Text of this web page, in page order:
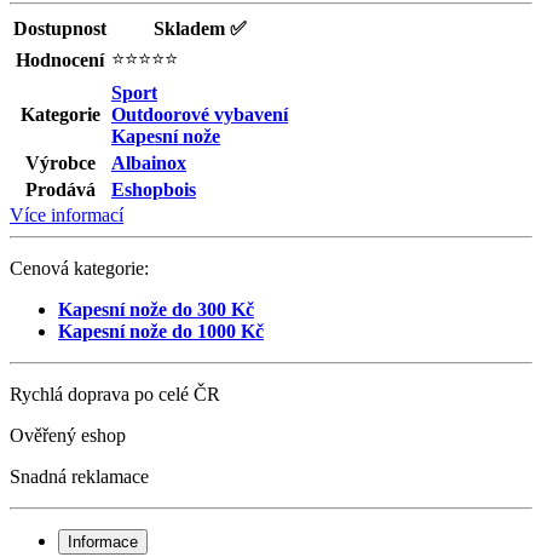
Dostupnost
Skladem ✅
Hodnocení ⭐⭐⭐⭐⭐
Kategorie
Sport
Outdoorové vybavení
Kapesní nože
Výrobce
Albainox
Prodává
Eshopbois
Více informací
Cenová kategorie:
Kapesní nože do 300 Kč
Kapesní nože do 1000 Kč
Rychlá doprava po celé ČR
Ověřený eshop
Snadná reklamace
Informace